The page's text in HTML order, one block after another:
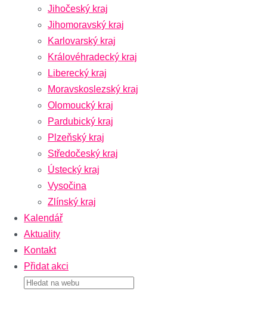
Jihočeský kraj
Jihomoravský kraj
Karlovarský kraj
Královéhradecký kraj
Liberecký kraj
Moravskoslezský kraj
Olomoucký kraj
Pardubický kraj
Plzeňský kraj
Středočeský kraj
Ústecký kraj
Vysočina
Zlínský kraj
Kalendář
Aktuality
Kontakt
Přidat akci